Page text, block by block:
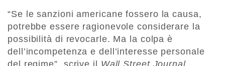
“Se le sanzioni americane fossero la causa,
potrebbe essere ragionevole considerare la
possibilità di revocarle. Ma la colpa è
dell’incompetenza e dell’interesse personale
del regime”, scrive il Wall Street Journal